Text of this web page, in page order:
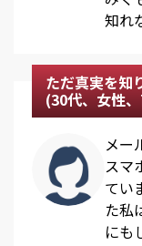
知れ
ただ真実を知
(30代、女性
メー
スマ
てい
た私
にも